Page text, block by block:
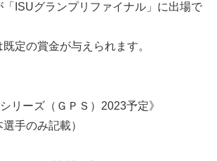
ISUグランプリファイナル」に出場で
定の賞金が与えられます。
リーズ（ＧＰＳ）2023予定》
手のみ記載）